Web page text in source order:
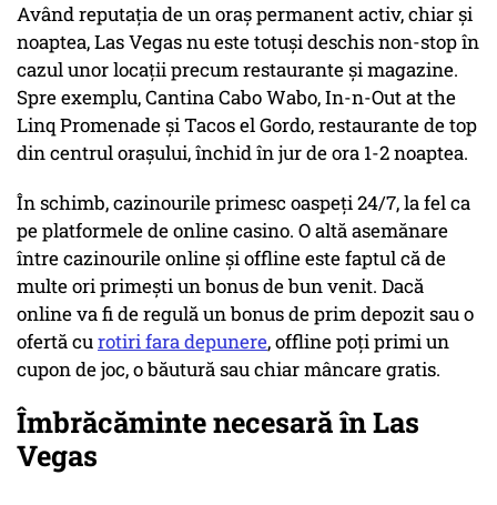
Având reputația de un oraș permanent activ, chiar și
noaptea, Las Vegas nu este totuși deschis non-stop în
cazul unor locații precum restaurante și magazine.
Spre exemplu, Cantina Cabo Wabo, In-n-Out at the
Linq Promenade și Tacos el Gordo, restaurante de top
din centrul orașului, închid în jur de ora 1-2 noaptea.
În schimb, cazinourile primesc oaspeți 24/7, la fel ca
pe platformele de online casino. O altă asemănare
între cazinourile online și offline este faptul că de
multe ori primești un bonus de bun venit. Dacă
online va fi de regulă un bonus de prim depozit sau o
ofertă curotiri fara depunere, offline poți primi un
cupon de joc, o băutură sau chiar mâncare gratis.
Îmbrăcăminte necesară în Las
Vegas